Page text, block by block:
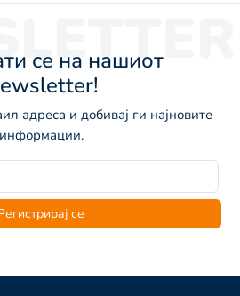
се на нашиот
адреса и добивај ги најновите
информации.
се